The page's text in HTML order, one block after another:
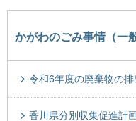
かがわのごみ事情（一
令和6年度の廃棄物の
香川県分別収集促進計